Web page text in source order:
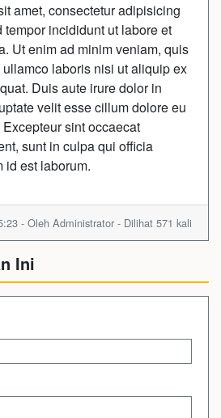
amet, consectetur adipisicing
incididunt ut labore et
Ut enim ad minim veniam, quis
laboris nisi ut aliquip ex
Duis aute irure dolor in
velit esse cillum dolore eu
sint occaecat
sunt in culpa qui officia
id est laborum.
- Oleh Administrator - Dilihat 571 kali
Ini